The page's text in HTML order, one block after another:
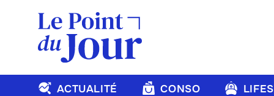
contenu
ACTUALITÉ CONSO